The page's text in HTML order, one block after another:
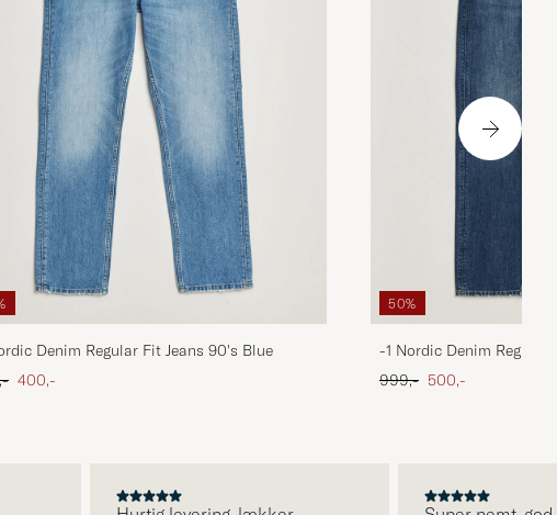
Denim Regular Fit Jeans 90's Blue
pris
Nedsat pris
400,-
50%
-1 Nordic Denim Regular
Ordinary pris
999,- Nedsat pris
500,-